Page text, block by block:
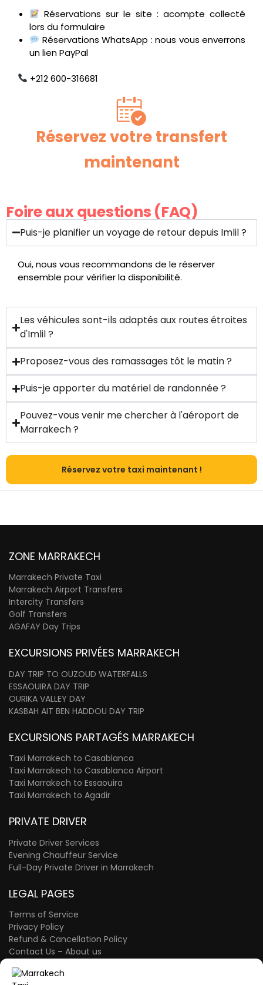
Réservations sur le site : acompte collecté
lors du formulaire
Réservations WhatsApp : nous vous enverrons
un lien PayPal
+212 600-316681
Réservez votre transfert
maintenant
Foire aux questions (FAQ)
Puis-je planifier un voyage de retour depuis Imlil ?
Oui, nous vous recommandons de le réserver
ensemble pour vérifier la disponibilité.
Les véhicules sont-ils adaptés aux routes étroites
d'Imlil ?
Proposez-vous des ramassages tôt le matin ?
Puis-je apporter du matériel de randonnée ?
Pouvez-vous venir me chercher à l'aéroport de
Marrakech ?
Réservez votre taxi maintenant !
ZONE MARRAKECH
Marrakech Private Taxi
Marrakech Airport Transfers
Intercity Transfers
Golf Transfers
AGAFAY Day Trips
EXCURSIONS PRIVÉES MARRAKECH
DAY TRIP TO OUZOUD WATERFALLS
ESSAOUIRA DAY TRIP
OURIKA VALLEY DAY
KASBAH AIT BEN HADDOU DAY TRIP
EXCURSIONS PARTAGÉS MARRAKECH
Taxi Marrakech to Casablanca
Taxi Marrakech to Casablanca Airport
Taxi Marrakech to Essaouira
Taxi Marrakech to Agadir
PRIVATE DRIVER
Private Driver Services
Evening Chauffeur Service
Full-Day Private Driver in Marrakech
LEGAL PAGES
Terms of Service
Privacy Policy
Refund & Cancellation Policy
Contact Us – About us